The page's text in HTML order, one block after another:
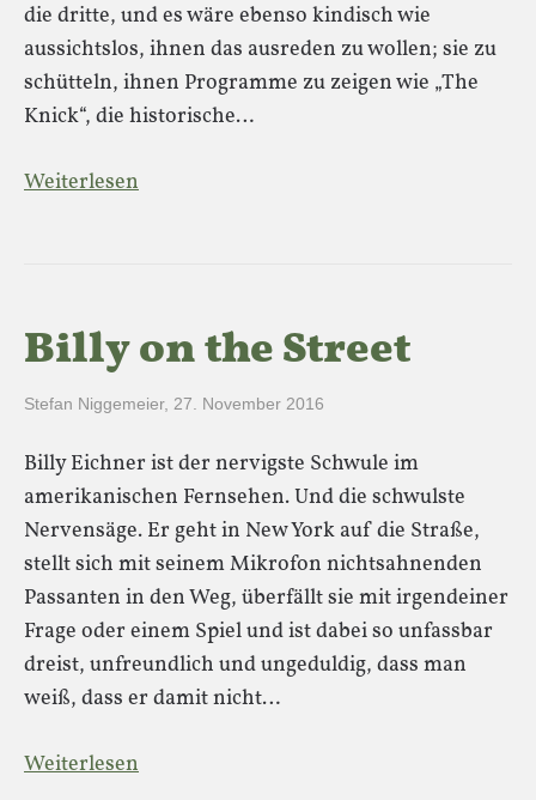
die dritte, und es wäre ebenso kindisch wie
aussichtslos, ihnen das ausreden zu wollen; sie zu
schütteln, ihnen Programme zu zeigen wie „The
Knick“, die historische…
Weiterlesen
Billy on the Street
Stefan Niggemeier, 27. November 2016
Billy Eichner ist der nervigste Schwule im
amerikanischen Fernsehen. Und die schwulste
Nervensäge. Er geht in New York auf die Straße,
stellt sich mit seinem Mikrofon nichtsahnenden
Passanten in den Weg, überfällt sie mit irgendeiner
Frage oder einem Spiel und ist dabei so unfassbar
dreist, unfreundlich und ungeduldig, dass man
weiß, dass er damit nicht…
Weiterlesen